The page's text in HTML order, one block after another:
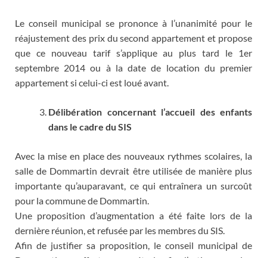
Le conseil municipal se prononce à l’unanimité pour le
réajustement des prix du second appartement et propose
que ce nouveau tarif s’applique au plus tard le 1er
septembre 2014 ou à la date de location du premier
appartement si celui-ci est loué avant.
Délibération concernant l’accueil des enfants
dans le cadre du SIS
Avec la mise en place des nouveaux rythmes scolaires, la
salle de Dommartin devrait être utilisée de manière plus
importante qu’auparavant, ce qui entraînera un surcoût
pour la commune de Dommartin.
Une proposition d’augmentation a été faite lors de la
dernière réunion, et refusée par les membres du SIS.
Afin de justifier sa proposition, le conseil municipal de